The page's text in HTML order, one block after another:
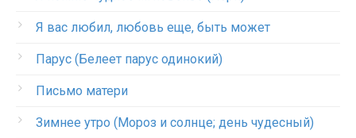
Я вас любил, любовь еще, быть может
Парус (Белеет парус одинокий)
Письмо матери
Зимнее утро (Мороз и солнце; день чудесный)